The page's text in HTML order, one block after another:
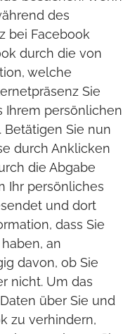
des
bei Facebook
durch die von
welche
Sie
Ihrem persönlichen
Sie nun
durch Anklicken
die Abgabe
Ihr persönliches
und dort
dass Sie
an
davon, ob Sie
nicht. Um das
über Sie und
zu verhindern,